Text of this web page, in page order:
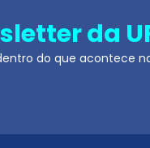
da
do que acontece